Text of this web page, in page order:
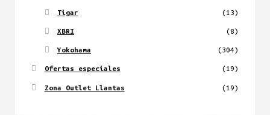
Tigar (13)
XBRI (8)
Yokohama (304)
Ofertas especiales (19)
Zona Outlet Llantas (19)